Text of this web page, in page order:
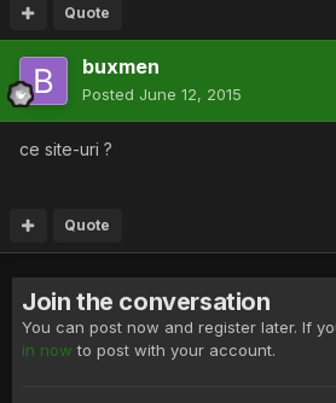
Quote
buxmen
Posted June 12, 2015
ce site-uri ?
Quote
Join the conversation
You can post now and register later. If
in now to post with your account.